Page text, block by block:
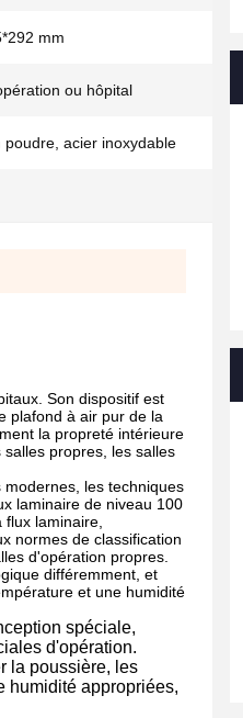
mm
ou hôpital
poudre, acier inoxydable
Son dispositif est
plafond à air pur de la
la propreté intérieure
propres, les salles
les techniques
laminaire de niveau 100
flux laminaire,
normes de classification
d'opération propres.
différemment, et
et une humidité
spéciale,
d'opération.
la poussière, les
humidité appropriées,